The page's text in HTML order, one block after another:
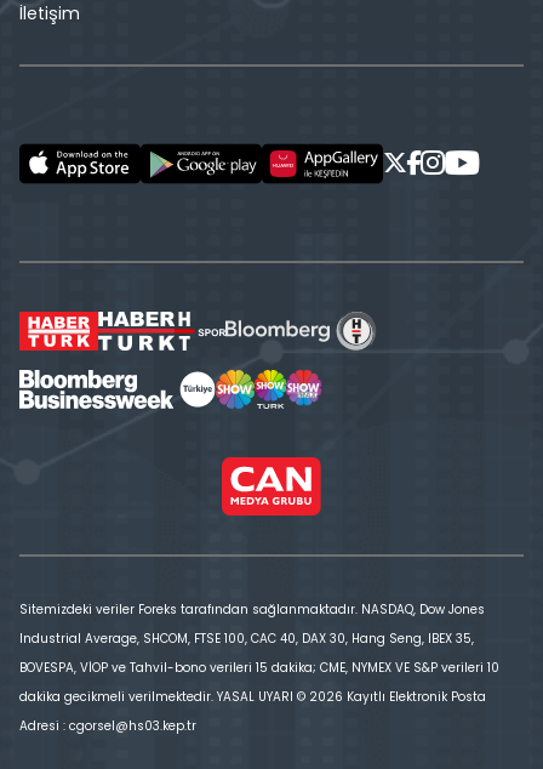
İletişim
Sitemizdeki veriler Foreks tarafından sağlanmaktadır. NASDAQ, Dow Jones
Industrial Average, SHCOM, FTSE 100, CAC 40, DAX 30, Hang Seng, IBEX 35,
BOVESPA, VİOP ve Tahvil-bono verileri 15 dakika; CME, NYMEX VE S&P verileri 10
dakika gecikmeli verilmektedir. YASAL UYARI © 2026 Kayıtlı Elektronik Posta
Adresi : cgorsel@hs03.kep.tr